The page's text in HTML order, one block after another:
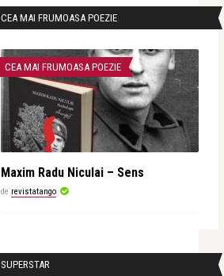
CEA MAI FRUMOASA POEZIE
CEA MAI FRUMOASA POEZIE
Maxim Radu Niculai – Sens
de revistatango
SUPERSTAR